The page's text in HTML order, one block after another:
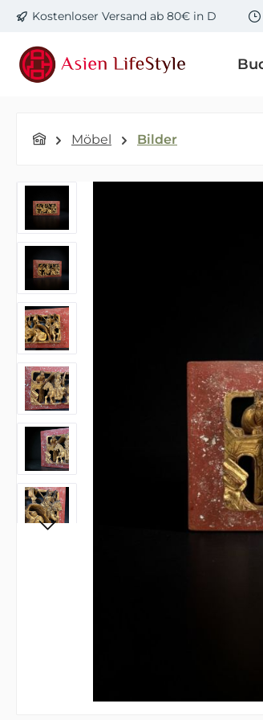
Hauptinhalt springen
Zur Suche springen
Zur Hauptnavigation springen
Kostenloser Versand ab 80€ in D
Möbel Bilder
Bildergalerie überspringen